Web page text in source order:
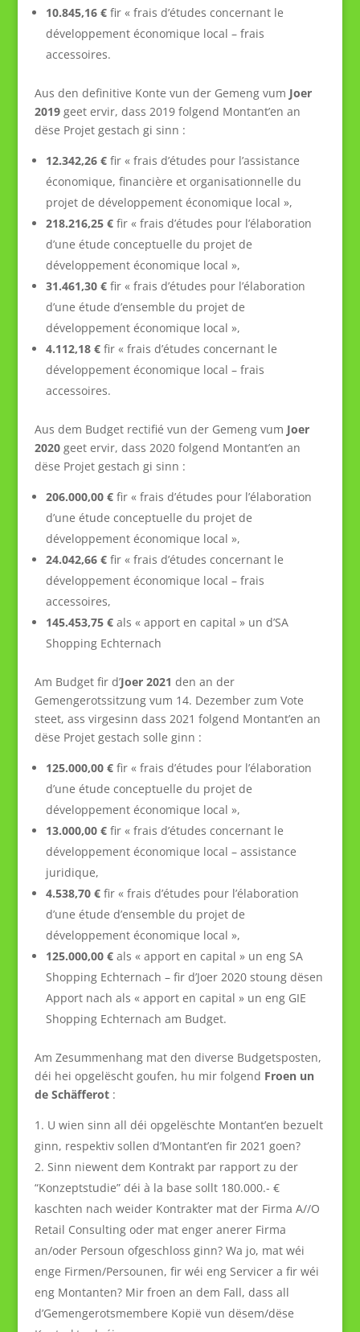
10.845,16 €fir « frais d’études concernant le
développement économique local – frais
accessoires.
Aus den definitive Konte vun der Gemeng vum Joer
2019 geet ervir, dass 2019 folgend Montant’en an
dëse Projet gestach gi sinn :
12.342,26 €fir « frais d’études pour l’assistance
économique, financière et organisationnelle du
projet de développement économique local »,
218.216,25 €fir « frais d’études pour l’élaboration
d’une étude conceptuelle du projet de
développement économique local »,
31.461,30 €fir « frais d’études pour l’élaboration
d’une étude d’ensemble du projet de
développement économique local »,
4.112,18 €fir « frais d’études concernant le
développement économique local – frais
accessoires.
Aus dem Budget rectifié vun der Gemeng vum Joer
2020geet ervir, dass 2020 folgend Montant’en an
dëse Projet gestach gi sinn :
206.000,00 €fir « frais d’études pour l’élaboration
d’une étude conceptuelle du projet de
développement économique local »,
24.042,66 €fir « frais d’études concernant le
développement économique local – frais
accessoires,
145.453,75 €als « apport en capital » un d’SA
Shopping Echternach
Am Budget fir d’Joer 2021 den an der
Gemengerotssitzung vum 14. Dezember zum Vote
steet, ass virgesinn dass 2021 folgend Montant’en an
dëse Projet gestach solle ginn :
125.000,00 €fir « frais d’études pour l’élaboration
d’une étude conceptuelle du projet de
développement économique local »,
13.000,00 €fir « frais d’études concernant le
développement économique local – assistance
juridique,
4.538,70 €fir « frais d’études pour l’élaboration
d’une étude d’ensemble du projet de
développement économique local »,
125.000,00 €als « apport en capital » un eng SA
Shopping Echternach – fir d’Joer 2020 stoung dësen
Apport nach als « apport en capital » un eng GIE
Shopping Echternach am Budget.
Am Zesummenhang mat den diverse Budgetsposten,
déi hei opgelëscht goufen, hu mir folgend Froen un
de Schäfferot:
U wien sinn all déi opgelëschte Montant’en bezuelt
ginn, respektiv sollen d’Montant’en fir 2021 goen?
Sinn niewent dem Kontrakt par rapport zu der
“Konzeptstudie” déi à la base sollt 180.000.- €
kaschten nach weider Kontrakter mat der Firma A//O
Retail Consulting oder mat enger anerer Firma
an/oder Persoun ofgeschloss ginn? Wa jo, mat wéi
enge Firmen/Persounen, fir wéi eng Servicer a fir wéi
eng Montanten? Mir froen an dem Fall, dass all
d’Gemengerotsmembere Kopië vun dësem/dëse